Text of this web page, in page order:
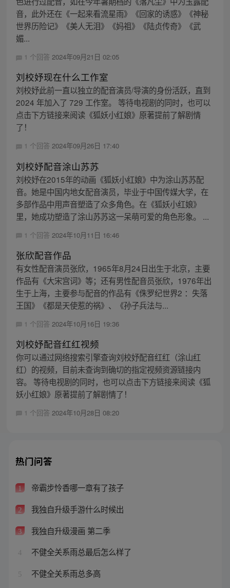
音，此外还在《一起来看流星雨》《回家的诱惑》《神秘
世界历险记》《美人无泪》《妈祖》《陆贞传奇》《武
媚...
1 个回答 2024年09月21日 02:05
刘校妤现在什么工作室
刘校妤此前一直以独立的配音演员/导演的身份活跃，直到
2024 年加入了 729 工作室。 等待电视剧的同时，也可以
点击下方链接来阅读《狐妖小红娘》原著提前了解剧情
了！
1 个回答 2024年09月26日 17:40
刘校妤配音涂山苏苏
刘校妤在2015年的动画《狐妖小红娘》中为涂山苏苏配
音。她是中国内地女配音演员，毕业于中国传媒大学，在
多部作品中用声音塑造了众多角色。在《狐妖小红娘》
里，她成功塑造了涂山苏苏这一呆萌可爱的角色形象。 ...
1 个回答 2024年10月11日 16:46
张欣配音作品
有女性配音演员张欣，1965年8月24日出生于北京，主要
作品有《大宋宫词》等；还有男性配音员张欣，1976年出
生于上海，主要参与配音的作品有《侏罗纪世界2 ：失落
王国》《都是天使惹的祸》、《孙子兵法与...
1 个回答 2024年10月16日 19:36
刘校妤配音红红视频
你可以通过网络搜索引擎查询刘校妤配音红红（涂山红
红）的视频，目前未查询到确切的指定视频资源链接内
容。 等待电视剧的同时，也可以点击下方链接来阅读《狐
妖小红娘》原著提前了解剧情了！
1 个回答 2024年10月28日 08:20
热门问答
1 帝霸步怜香哪一章有了孩子
2 我独自升级手游什么时候出
3 我独自升级漫画 第二季
4 不健全关系雨总最后怎么样了
5 不健全关系雨总多高